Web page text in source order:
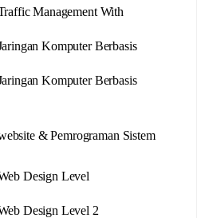
Management With
Komputer Berbasis
Komputer Berbasis
& Pemrograman Sistem
Design Level
Design Level 2